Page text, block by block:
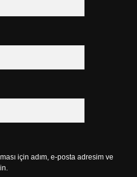
için adım, e-posta adresim ve